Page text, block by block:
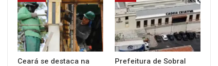
Ceará se destaca na
Prefeitura de Sobral